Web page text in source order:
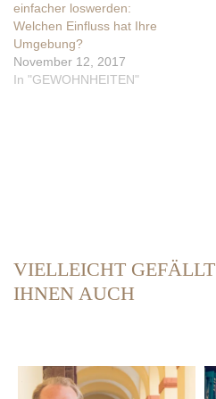
einfacher loswerden:
Welchen Einfluss hat Ihre
Umgebung?
November 12, 2017
In "GEWOHNHEITEN"
VIELLEICHT GEFÄLLT
IHNEN AUCH